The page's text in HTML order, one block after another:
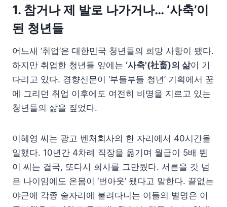
1. 참거나 제 발로 나가거나… ‘사축’이
된 청년들
어느새 ‘취업’은 대한민국 청년들의 희망 사항이 됐다.
하지만 취업한 청년들 앞에는 ‘사축'(社畜)의 삶이 기
다리고 있다. 경향신문이 ‘부들부들 청년’ 기획에서 꿈
에 그리던 취업 이후에도 여전히 비명을 지르고 있는
청년들의 삶을 짚었다.
이혜영 씨는 광고 벤처회사의 한 자리에서 40시간을
일했다. 10년간 4차례 직장을 옮기며 월급이 5배 뛴
이 씨는 결국, 또다시 회사를 그만뒀다. 서른을 갓 넘
은 나이임에도 온몸이 ‘번아웃’ 됐다고 말한다. 끝없는
야근에 각종 술자리에 불려다니는 이들의 별명은 이